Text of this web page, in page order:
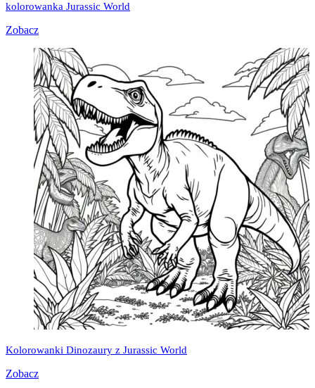
kolorowanka Jurassic World
Zobacz
Kolorowanki Dinozaury z Jurassic World
Zobacz